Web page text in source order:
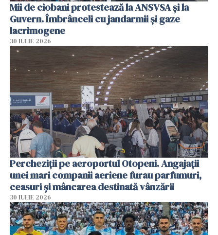
Mii de ciobani protestează la ANSVSA și la
Guvern. Îmbrânceli cu jandarmii și gaze
lacrimogene
30 IULIE 2026
Percheziții pe aeroportul Otopeni. Angajații
unei mari companii aeriene furau parfumuri,
ceasuri și mâncarea destinată vânzării
30 IULIE 2026